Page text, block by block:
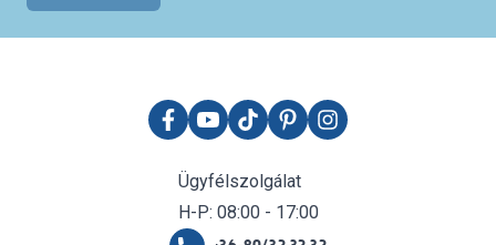
Ügyfélszolgálat
H-P: 08:00 - 17:00